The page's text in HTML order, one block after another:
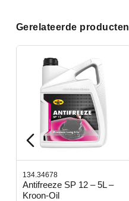
Gerelateerde producten
134.34678
Antifreeze SP 12 – 5L –
Kroon-Oil